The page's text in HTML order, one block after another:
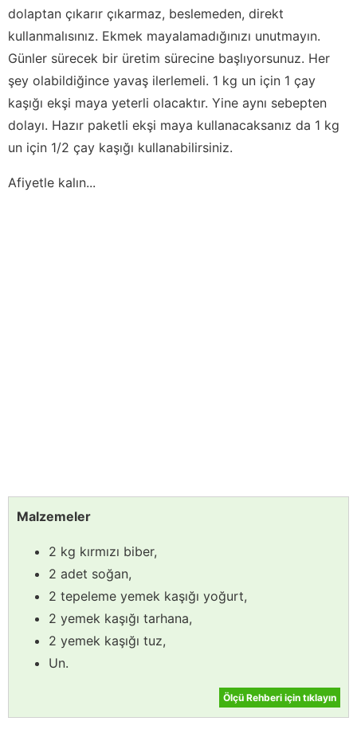
dolaptan çıkarır çıkarmaz, beslemeden, direkt
kullanmalısınız. Ekmek mayalamadığınızı unutmayın.
Günler sürecek bir üretim sürecine başlıyorsunuz. Her
şey olabildiğince yavaş ilerlemeli. 1 kg un için 1 çay
kaşığı ekşi maya yeterli olacaktır. Yine aynı sebepten
dolayı. Hazır paketli ekşi maya kullanacaksanız da 1 kg
un için 1/2 çay kaşığı kullanabilirsiniz.
Afiyetle kalın...
Malzemeler
2 kg kırmızı biber,
2 adet soğan,
2 tepeleme yemek kaşığı yoğurt,
2 yemek kaşığı tarhana,
2 yemek kaşığı tuz,
Un.
Ölçü Rehberi için tıklayın